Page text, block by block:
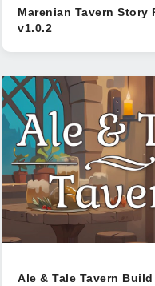
Marenian Tavern Story
v1.0.2
Ale & Tale Tavern Build